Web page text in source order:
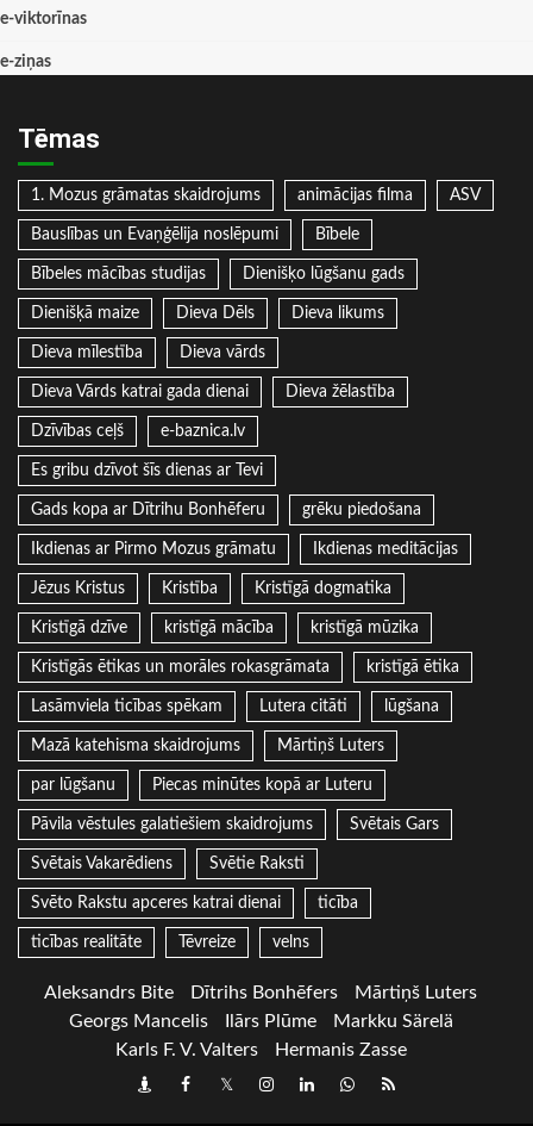
e-viktorīnas
e-ziņas
Tēmas
1. Mozus grāmatas skaidrojums animācijas filma ASV
Bauslības un Evaņģēlija noslēpumi Bībele
Bībeles mācības studijas Dienišķo lūgšanu gads
Dienišķā maize Dieva Dēls Dieva likums
Dieva mīlestība Dieva vārds
Dieva Vārds katrai gada dienai Dieva žēlastība
Dzīvības ceļš e-baznica.lv
Es gribu dzīvot šīs dienas ar Tevi
Gads kopa ar Dītrihu Bonhēferu grēku piedošana
Ikdienas ar Pirmo Mozus grāmatu Ikdienas meditācijas
Jēzus Kristus Kristība Kristīgā dogmatika
Kristīgā dzīve kristīgā mācība kristīgā mūzika
Kristīgās ētikas un morāles rokasgrāmata kristīgā ētika
Lasāmviela ticības spēkam Lutera citāti lūgšana
Mazā katehisma skaidrojums Mārtiņš Luters
par lūgšanu Piecas minūtes kopā ar Luteru
Pāvila vēstules galatiešiem skaidrojums Svētais Gars
Svētais Vakarēdiens Svētie Raksti
Svēto Rakstu apceres katrai dienai ticība
ticības realitāte Tēvreize velns
Aleksandrs Bite Dītrihs Bonhēfers
Mārtiņš Luters
Georgs Mancelis
Ilārs Plūme
Markku Särelä
Karls F. V. Valters
Hermanis Zasse
DraugiemFacebook
TwitterInstagram
LinkedInwhatsapp
RSS